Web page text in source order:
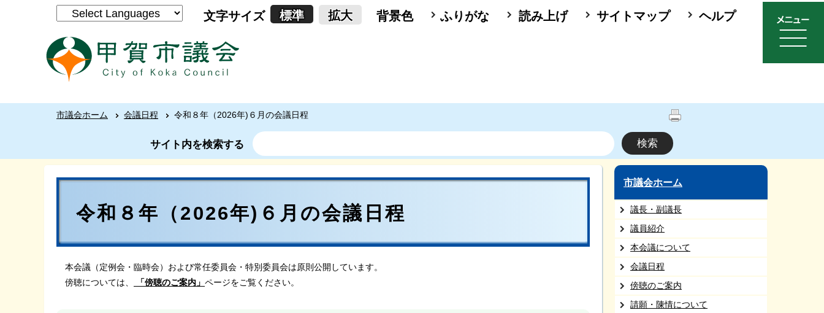
文字サイズ 標準 拡大 背景色 ふりがな 読み上げ サイトマップ ヘルプ
市議会ホーム 会議日程 令和８年（2026年)６月の会議日程
サイト内を検索する
令和８年（2026年)６月の会議日程
本会議（定例会・臨時会）および常任委員会・特別委員会は原則公開しています。
傍聴については、
「傍聴のご案内」 ページをご覧ください。
市議会ホーム
議長・副議長
議員紹介
本会議について
会議日程
傍聴のご案内
請願・陳情について